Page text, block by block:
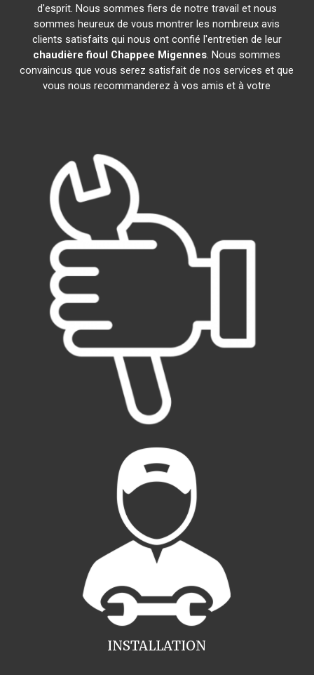
d'esprit. Nous sommes fiers de notre travail et nous
sommes heureux de vous montrer les nombreux avis
clients satisfaits qui nous ont confié l'entretien de leur
chaudière fioul Chappee Migennes. Nous sommes
convaincus que vous serez satisfait de nos services et que
vous nous recommanderez à vos amis et à votre
INSTALLATION